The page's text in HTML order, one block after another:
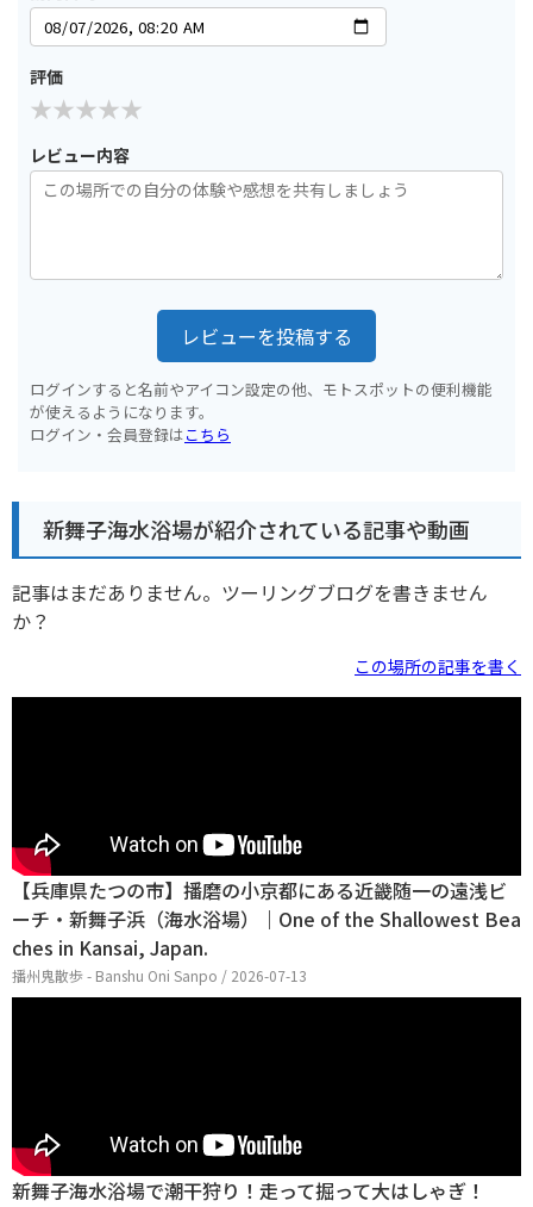
評価
レビュー内容
レビューを投稿する
ログインすると名前やアイコン設定の他、モトスポットの便利機能
が使えるようになります。
ログイン・会員登録はこちら
新舞子海水浴場が紹介されている記事や動画
記事はまだありません。ツーリングブログを書きません
か？
この場所の記事を書く
【兵庫県たつの市】播磨の小京都にある近畿随一の遠浅ビ
ーチ・新舞子浜（海水浴場）｜One of the Shallowest Bea
ches in Kansai, Japan.
播州鬼散歩 - Banshu Oni Sanpo / 2026-07-13
新舞子海水浴場で潮干狩り！走って掘って大はしゃぎ！